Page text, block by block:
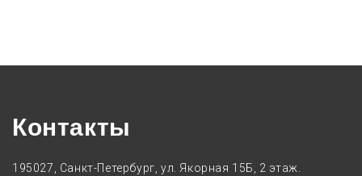
Контакты
195027, Санкт-Петербург, ул. Якорная 15Б, 2 этаж.